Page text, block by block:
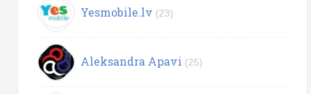
Yesmobile.lv (23)
Aleksandra Apavi (25)